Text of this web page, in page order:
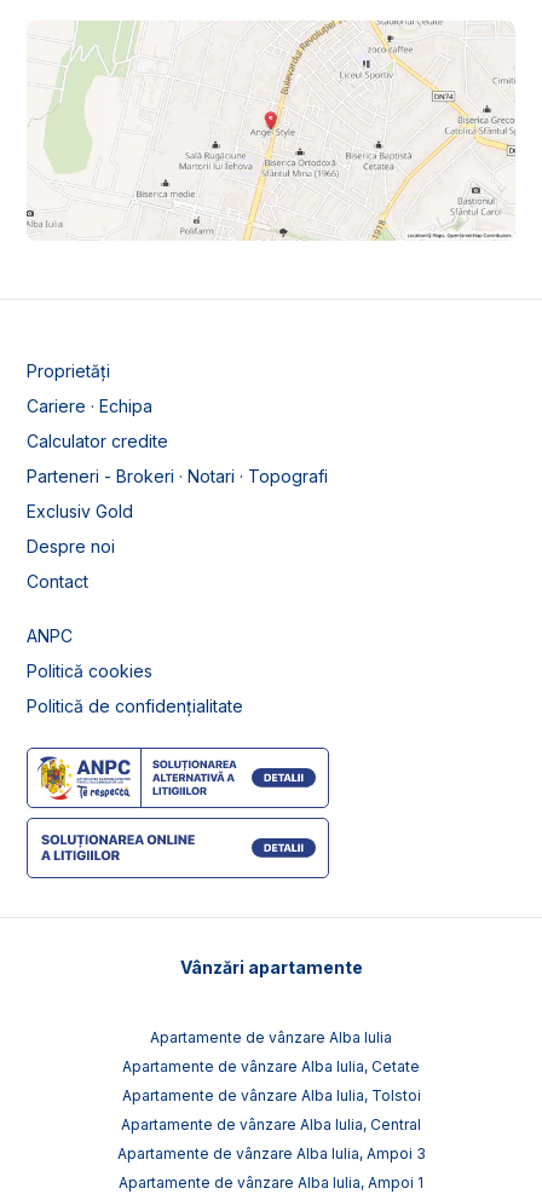
Proprietăți
Cariere · Echipa
Calculator credite
Parteneri - Brokeri · Notari · Topografi
Exclusiv Gold
Despre noi
Contact
ANPC
Politică cookies
Politică de confidențialitate
Vânzări apartamente
Apartamente de vânzare Alba Iulia
Apartamente de vânzare Alba Iulia, Cetate
Apartamente de vânzare Alba Iulia, Tolstoi
Apartamente de vânzare Alba Iulia, Central
Apartamente de vânzare Alba Iulia, Ampoi 3
Apartamente de vânzare Alba Iulia, Ampoi 1